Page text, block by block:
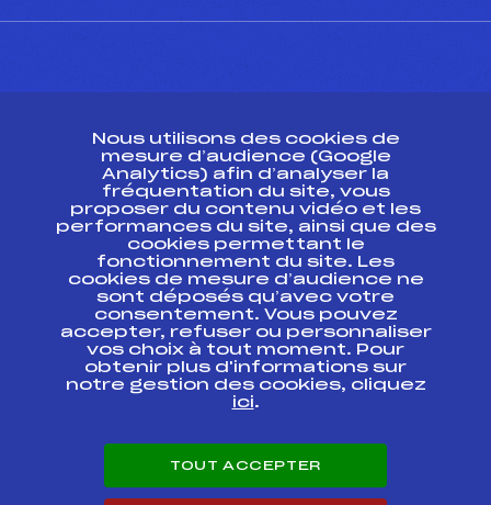
Ressources
Pass’Neige
Projet sportif fédéral
Projet de performance fédéral
Antidopage
Pôle Développement, Formation, Suivi
Scientifique
Listes ministérielles
Pôle vie de l’athlète
Enseignement professionnel
Carrières
Nous utilisons des cookies de
mesure d’audience (Google
Analytics) afin d’analyser la
fréquentation du site, vous
proposer du contenu vidéo et les
performances du site, ainsi que des
cookies permettant le
fonctionnement du site. Les
cookies de mesure d’audience ne
sont déposés qu’avec votre
consentement. Vous pouvez
accepter, refuser ou personnaliser
vos choix à tout moment. Pour
obtenir plus d'informations sur
notre gestion des cookies, cliquez
ici.
TOUT ACCEPTER